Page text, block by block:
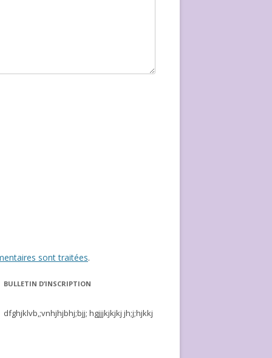
sont traitées.
BULLETIN D’INSCRIPTION
dfghjklvb,;vnhjhjbhj;bjj; hgjjjkjkjkj jh;j;hjkkj